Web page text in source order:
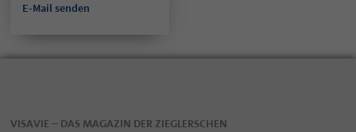
E-Mail senden
VISAVIE – DAS MAGAZIN DER ZIEGLERSCHEN